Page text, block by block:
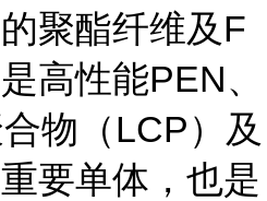
聚酯纤维及F
高性能PEN、
物（LCP）及
要单体，也是